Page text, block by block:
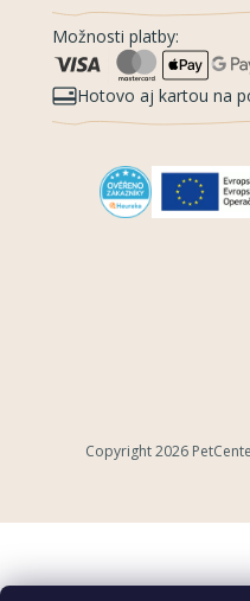
Možnosti platby:
Hotovo aj kartou na
Copyright 2026